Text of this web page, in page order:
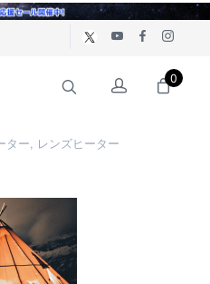
0
ター, レンズヒーター